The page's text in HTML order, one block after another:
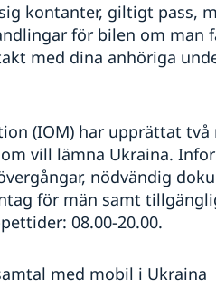
kontanter, giltigt pass,
för bilen om man
med dina anhöriga
(IOM) har upprättat
vill lämna Ukraina.
nödvändig
för män samt
08.00-20.00.
med mobil i Ukraina